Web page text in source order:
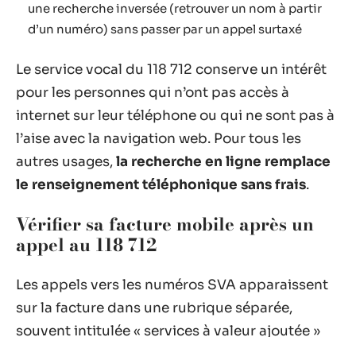
une recherche inversée (retrouver un nom à partir
d’un numéro) sans passer par un appel surtaxé
Le service vocal du 118 712 conserve un intérêt
pour les personnes qui n’ont pas accès à
internet sur leur téléphone ou qui ne sont pas à
l’aise avec la navigation web. Pour tous les
autres usages,la recherche en ligne remplace
le renseignement téléphonique sans frais.
Vérifier sa facture mobile après un
appel au 118 712
Les appels vers les numéros SVA apparaissent
sur la facture dans une rubrique séparée,
souvent intitulée « services à valeur ajoutée »